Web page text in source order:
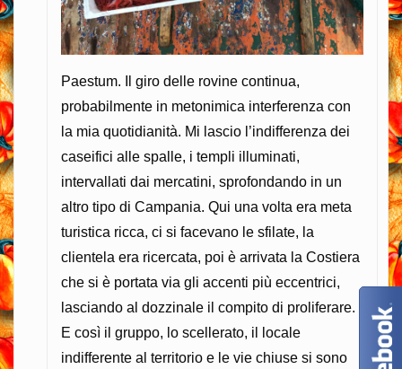
Paestum. Il giro delle rovine continua,
probabilmente in metonimica interferenza con
la mia quotidianità. Mi lascio l’indifferenza dei
caseifici alle spalle, i templi illuminati,
intervallati dai mercatini, sprofondando in un
altro tipo di Campania. Qui una volta era meta
turistica ricca, ci si facevano le sfilate, la
clientela era ricercata, poi è arrivata la Costiera
che si è portata via gli accenti più eccentrici,
lasciando al dozzinale il compito di proliferare.
E così il gruppo, lo scellerato, il locale
indifferente al territorio e le vie chiuse si sono